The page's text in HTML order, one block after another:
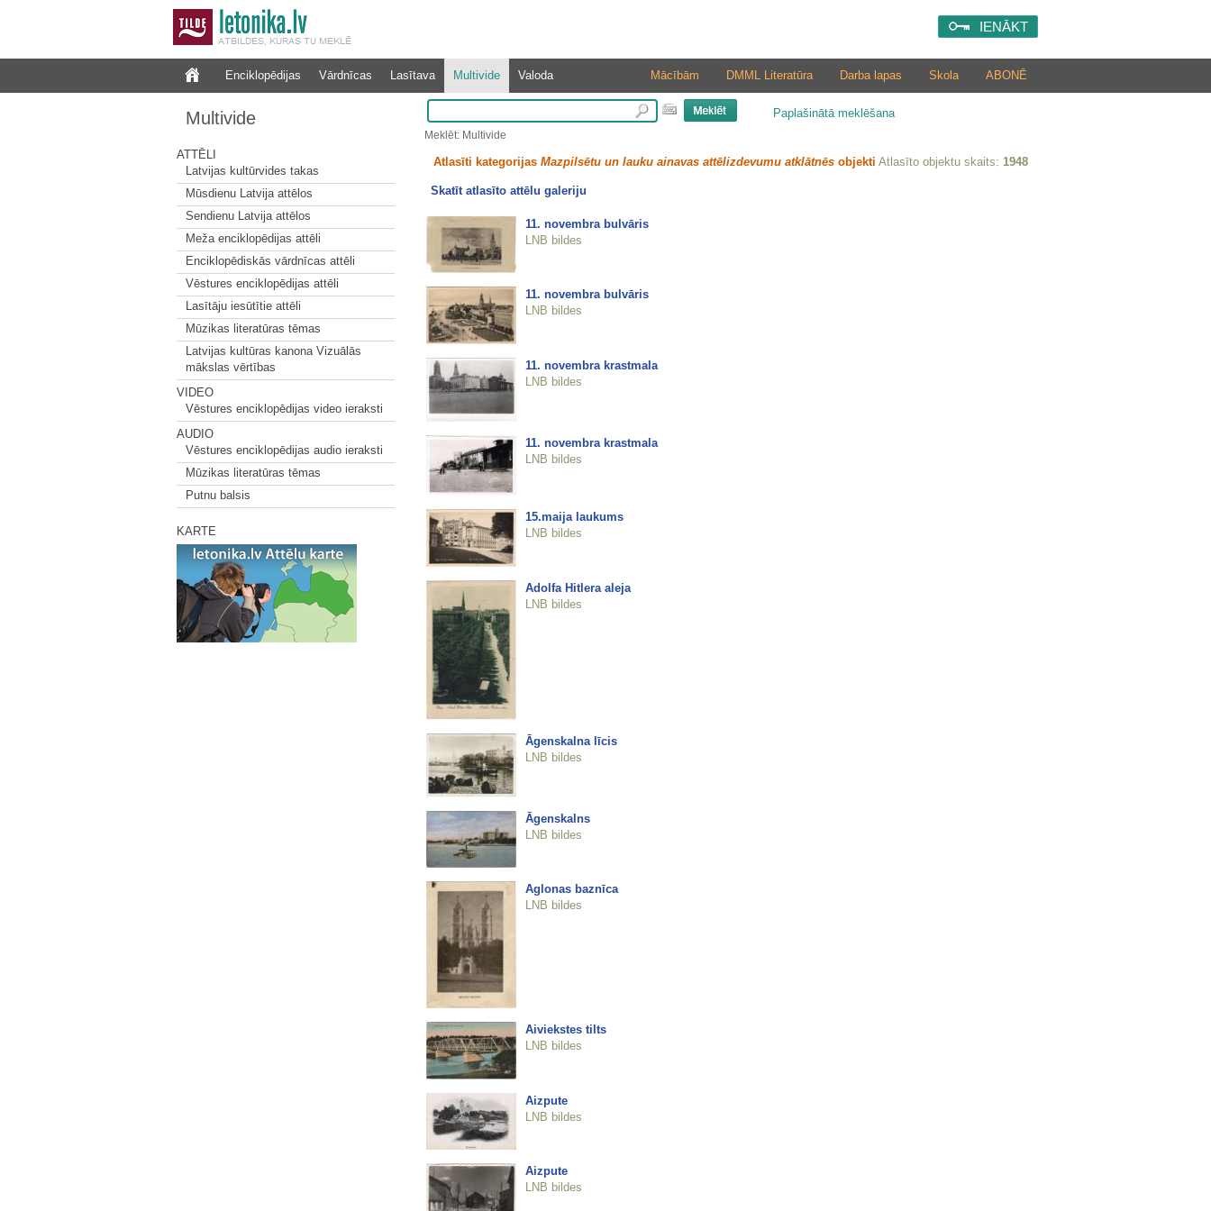
IENĀKT
Enciklopēdijas Vārdnīcas Lasītava Multivide Valoda ABONĒ
Skola
Darba lapas
DMML Literatūra
Mācībām
Multivide
ATTĒLI
Latvijas kultūrvides takas
Mūsdienu Latvija attēlos
Sendienu Latvija attēlos
Meža enciklopēdijas attēli
Enciklopēdiskās vārdnīcas attēli
Vēstures enciklopēdijas attēli
Lasītāju iesūtītie attēli
Mūzikas literatūras tēmas
Latvijas kultūras kanona Vizuālās
mākslas vērtības
VIDEO
Vēstures enciklopēdijas video ieraksti
AUDIO
Vēstures enciklopēdijas audio ieraksti
Mūzikas literatūras tēmas
Putnu balsis
KARTE
Paplašinātā meklēšana
Meklēt: Multivide
Atlasīti kategorijas Mazpilsētu un lauku ainavas attēlizdevumu atklātnēsobjekti Atlasīto objektu skaits: 1948
Skatīt atlasīto attēlu galeriju
11. novembra bulvāris
LNB bildes
11. novembra bulvāris
LNB bildes
11. novembra krastmala
LNB bildes
11. novembra krastmala
LNB bildes
15.maija laukums
LNB bildes
Adolfa Hitlera aleja
LNB bildes
Āgenskalna līcis
LNB bildes
Āgenskalns
LNB bildes
Aglonas baznīca
LNB bildes
Aiviekstes tilts
LNB bildes
Aizpute
LNB bildes
Aizpute
LNB bildes